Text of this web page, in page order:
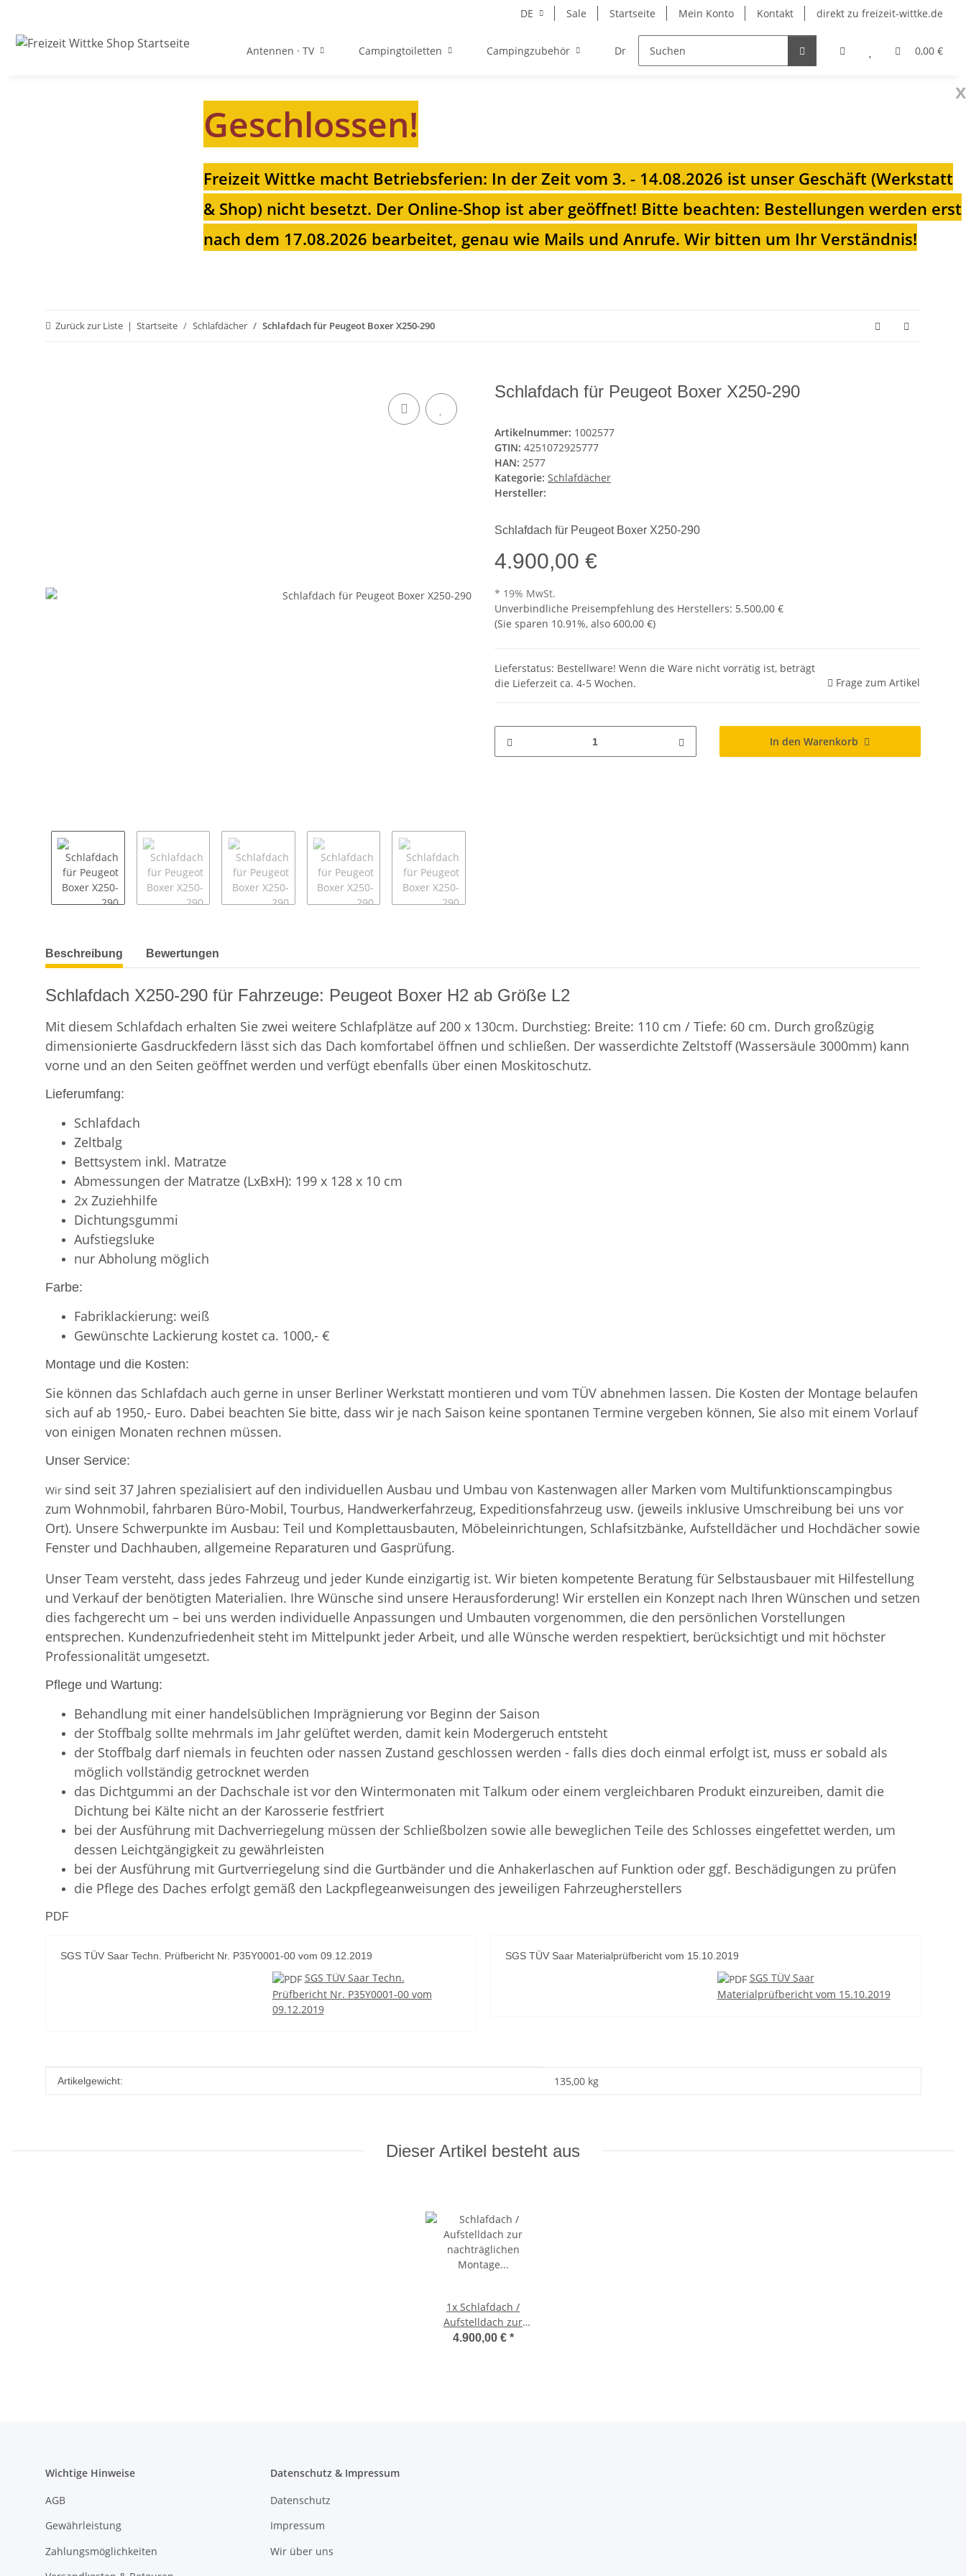
DE Sale Startseite Mein Konto Kontakt direkt zu freizeit-wittke.de
0,00 €
Antennen · TV Campingtoiletten Campingzubehör Drehkonsolen Heizungen für Ihren
x
Geschlossen!
Freizeit Wittke macht Betriebsferien: In der Zeit vom 3. - 14.08.2026 ist unser Geschäft (Werkstatt
& Shop) nicht besetzt. Der Online-Shop ist aber geöffnet! Bitte beachten: Bestellungen werden erst
nach dem 17.08.2026 bearbeitet, genau wie Mails und Anrufe. Wir bitten um Ihr Verständnis!
Zurück zur Liste Startseite Schlafdächer Schlafdach für Peugeot Boxer X250-290
Schlafdach für Peugeot Boxer X250-290
Artikelnummer: 1002577
GTIN: 4251072925777
HAN: 2577
Kategorie: Schlafdächer
Hersteller:
Schlafdach für Peugeot Boxer X250-290
4.900,00 €
* 19% MwSt.
Unverbindliche Preisempfehlung des Herstellers: 5.500,00 €
(Sie sparen 10.91%, also 600,00 €)
Lieferstatus: Bestellware! Wenn die Ware nicht vorrätig ist, beträgt
die Lieferzeit ca. 4-5 Wochen.
Frage zum Artikel
In den Warenkorb
weitere Registerkarten anzeigen
Beschreibung Bewertungen
Schlafdach X250-290 für Fahrzeuge: Peugeot Boxer H2 ab Größe L2
Mit diesem Schlafdach erhalten Sie zwei weitere Schlafplätze auf 200 x 130cm. Durchstieg: Breite: 110 cm / Tiefe: 60 cm. Durch großzügig
dimensionierte Gasdruckfedern lässt sich das Dach komfortabel öffnen und schließen. Der wasserdichte Zeltstoff (Wassersäule 3000mm) kann
vorne und an den Seiten geöffnet werden und verfügt ebenfalls über einen Moskitoschutz.
Lieferumfang:
Schlafdach
Zeltbalg
Bettsystem inkl. Matratze
Abmessungen der Matratze (LxBxH): 199 x 128 x 10 cm
2x Zuziehhilfe
Dichtungsgummi
Aufstiegsluke
nur Abholung möglich
Farbe:
Fabriklackierung: weiß
Gewünschte Lackierung kostet ca. 1000,- €
Montage und die Kosten:
Sie können das Schlafdach auch gerne in unser Berliner Werkstatt montieren und vom TÜV abnehmen lassen. Die Kosten der Montage belaufen
sich auf ab 1950,- Euro. Dabei beachten Sie bitte, dass wir je nach Saison keine spontanen Termine vergeben können, Sie also mit einem Vorlauf
von einigen Monaten rechnen müssen.
Unser Service:
Wir sind seit 37 Jahren spezialisiert auf den individuellen Ausbau und Umbau von Kastenwagen aller Marken vom Multifunktionscampingbus
zum Wohnmobil, fahrbaren Büro-Mobil, Tourbus, Handwerkerfahrzeug, Expeditionsfahrzeug usw. (jeweils inklusive Umschreibung bei uns vor
Ort). Unsere Schwerpunkte im Ausbau: Teil und Komplettausbauten, Möbeleinrichtungen, Schlafsitzbänke, Aufstelldächer und Hochdächer sowie
Fenster und Dachhauben, allgemeine Reparaturen und Gasprüfung.
Unser Team versteht, dass jedes Fahrzeug und jeder Kunde einzigartig ist. Wir bieten kompetente Beratung für Selbstausbauer mit Hilfestellung
und Verkauf der benötigten Materialien. Ihre Wünsche sind unsere Herausforderung! Wir erstellen ein Konzept nach Ihren Wünschen und setzen
dies fachgerecht um – bei uns werden individuelle Anpassungen und Umbauten vorgenommen, die den persönlichen Vorstellungen
entsprechen. Kundenzufriedenheit steht im Mittelpunkt jeder Arbeit, und alle Wünsche werden respektiert, berücksichtigt und mit höchster
Professionalität umgesetzt.
Pflege und Wartung:
Behandlung mit einer handelsüblichen Imprägnierung vor Beginn der Saison
der Stoffbalg sollte mehrmals im Jahr gelüftet werden, damit kein Modergeruch entsteht
der Stoffbalg darf niemals in feuchten oder nassen Zustand geschlossen werden - falls dies doch einmal erfolgt ist, muss er sobald als
möglich vollständig getrocknet werden
das Dichtgummi an der Dachschale ist vor den Wintermonaten mit Talkum oder einem vergleichbaren Produkt einzureiben, damit die
Dichtung bei Kälte nicht an der Karosserie festfriert
bei der Ausführung mit Dachverriegelung müssen der Schließbolzen sowie alle beweglichen Teile des Schlosses eingefettet werden, um
dessen Leichtgängigkeit zu gewährleisten
bei der Ausführung mit Gurtverriegelung sind die Gurtbänder und die Anhakerlaschen auf Funktion oder ggf. Beschädigungen zu prüfen
die Pflege des Daches erfolgt gemäß den Lackpflegeanweisungen des jeweiligen Fahrzeugherstellers
PDF
SGS TÜV Saar Techn. Prüfbericht Nr. P35Y0001-00 vom 09.12.2019
SGS TÜV Saar Techn.
Prüfbericht Nr. P35Y0001-00 vom
09.12.2019
SGS TÜV Saar Materialprüfbericht vom 15.10.2019
SGS TÜV Saar
Materialprüfbericht vom 15.10.2019
Produkteigenschaft
Wert
Artikelgewicht: 135,00 kg
Dieser Artikel besteht aus
1x Schlafdach /
Aufstelldach zur
nachträglichen
4.900,00 € *
Wichtige Hinweise
AGB
Gewährleistung
Zahlungsmöglichkeiten
Datenschutz & Impressum
Datenschutz
Impressum
Wir über uns